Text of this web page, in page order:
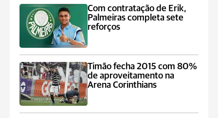
Com contratação de Erik,
Palmeiras completa sete
reforços
Timão fecha 2015 com 80%
de aproveitamento na
Arena Corinthians